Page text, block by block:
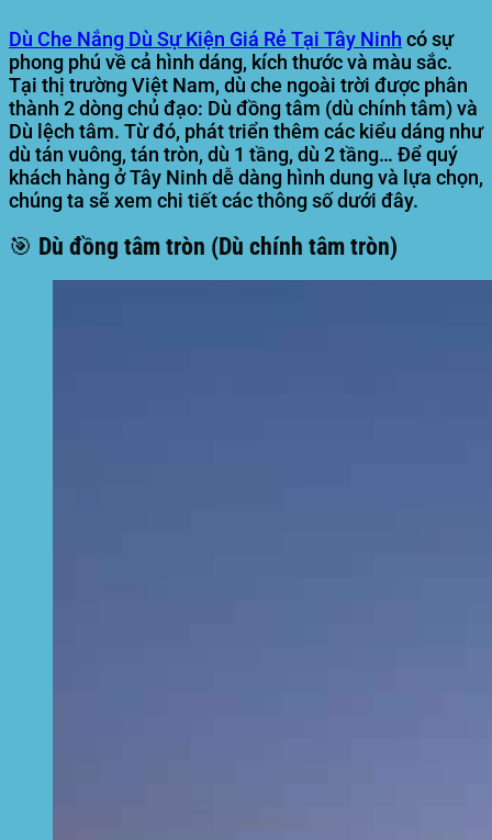
Dù Che Nắng Dù Sự Kiện Giá Rẻ Tại Tây Ninh có sự
phong phú về cả hình dáng, kích thước và màu sắc.
Tại thị trường Việt Nam, dù che ngoài trời được phân
thành 2 dòng chủ đạo: Dù đồng tâm (dù chính tâm) và
Dù lệch tâm. Từ đó, phát triển thêm các kiểu dáng như
dù tán vuông, tán tròn, dù 1 tầng, dù 2 tầng… Để quý
khách hàng ở Tây Ninh dễ dàng hình dung và lựa chọn,
chúng ta sẽ xem chi tiết các thông số dưới đây.
🎯 Dù đồng tâm tròn (Dù chính tâm tròn)